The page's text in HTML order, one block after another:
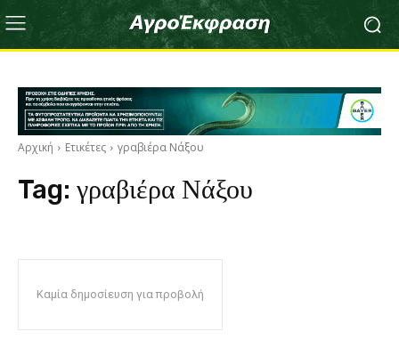
Αρχική Ετικέτες γραβιέρα Νάξου
Tag: γραβιέρα Νάξου
Καμία δημοσίευση για προβολή